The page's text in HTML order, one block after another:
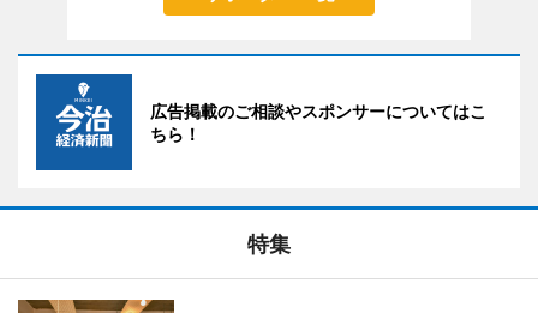
広告掲載のご相談やスポンサーについてはこ
ちら！
特集